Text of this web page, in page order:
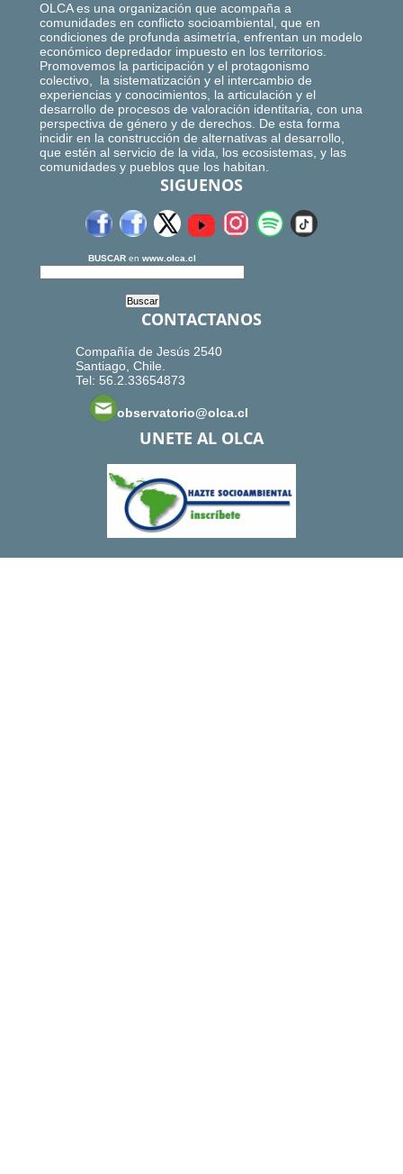
OLCA es una organización que acompaña a
comunidades en conflicto socioambiental, que en
condiciones de profunda asimetría, enfrentan un modelo
económico depredador impuesto en los territorios.
Promovemos la participación y el protagonismo
colectivo, la sistematización y el intercambio de
experiencias y conocimientos, la articulación y el
desarrollo de procesos de valoración identitaria, con una
perspectiva de género y de derechos. De esta forma
incidir en la construcción de alternativas al desarrollo,
que estén al servicio de la vida, los ecosistemas, y las
comunidades y pueblos que los habitan.
SIGUENOS
BUSCAR en www.olca.cl
CONTACTANOS
Compañía de Jesús 2540
Santiago, Chile.
Tel: 56.2.33654873
observatorio@olca.cl
UNETE AL OLCA